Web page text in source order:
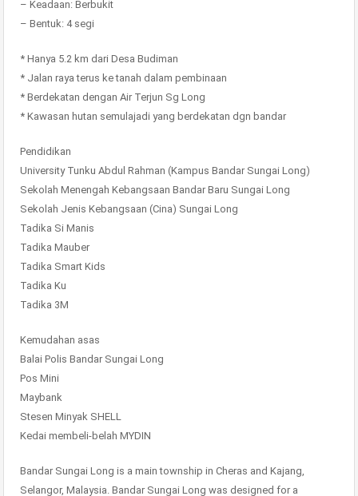
– Keadaan: Berbukit
– Bentuk: 4 segi
* Hanya 5.2 km dari Desa Budiman
* Jalan raya terus ke tanah dalam pembinaan
* Berdekatan dengan Air Terjun Sg Long
* Kawasan hutan semulajadi yang berdekatan dgn bandar
Pendidikan
University Tunku Abdul Rahman (Kampus Bandar Sungai Long)
Sekolah Menengah Kebangsaan Bandar Baru Sungai Long
Sekolah Jenis Kebangsaan (Cina) Sungai Long
Tadika Si Manis
Tadika Mauber
Tadika Smart Kids
Tadika Ku
Tadika 3M
Kemudahan asas
Balai Polis Bandar Sungai Long
Pos Mini
Maybank
Stesen Minyak SHELL
Kedai membeli-belah MYDIN
Bandar Sungai Long is a main township in Cheras and Kajang,
Selangor, Malaysia. Bandar Sungai Long was designed for a